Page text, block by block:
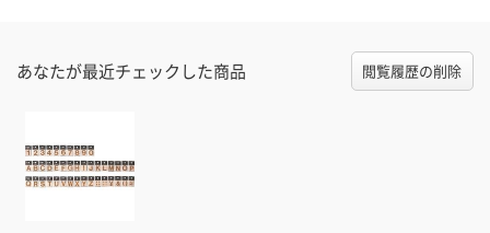
あなたが最近チェックした商品 閲覧履歴の削除